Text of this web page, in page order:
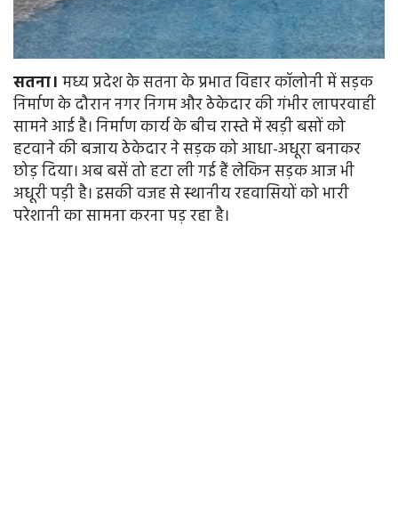
सतना। मध्य प्रदेश के सतना के प्रभात विहार कॉलोनी में सड़क
निर्माण के दौरान नगर निगम और ठेकेदार की गंभीर लापरवाही
सामने आई है। निर्माण कार्य के बीच रास्ते में खड़ी बसों को
हटवाने की बजाय ठेकेदार ने सड़क को आधा-अधूरा बनाकर
छोड़ दिया। अब बसें तो हटा ली गई हैं लेकिन सड़क आज भी
अधूरी पड़ी है। इसकी वजह से स्थानीय रहवासियों को भारी
परेशानी का सामना करना पड़ रहा है।